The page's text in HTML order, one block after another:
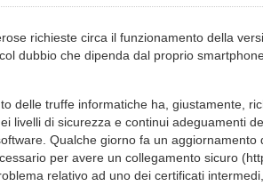
richieste circa il funzionamento della
dubbio che dipenda dal proprio
delle truffe informatiche ha, giustamente,
livelli di sicurezza e continui adeguamenti
Qualche giorno fa un aggiornamento
per avere un collegamento sicuro
relativo ad uno dei certificati